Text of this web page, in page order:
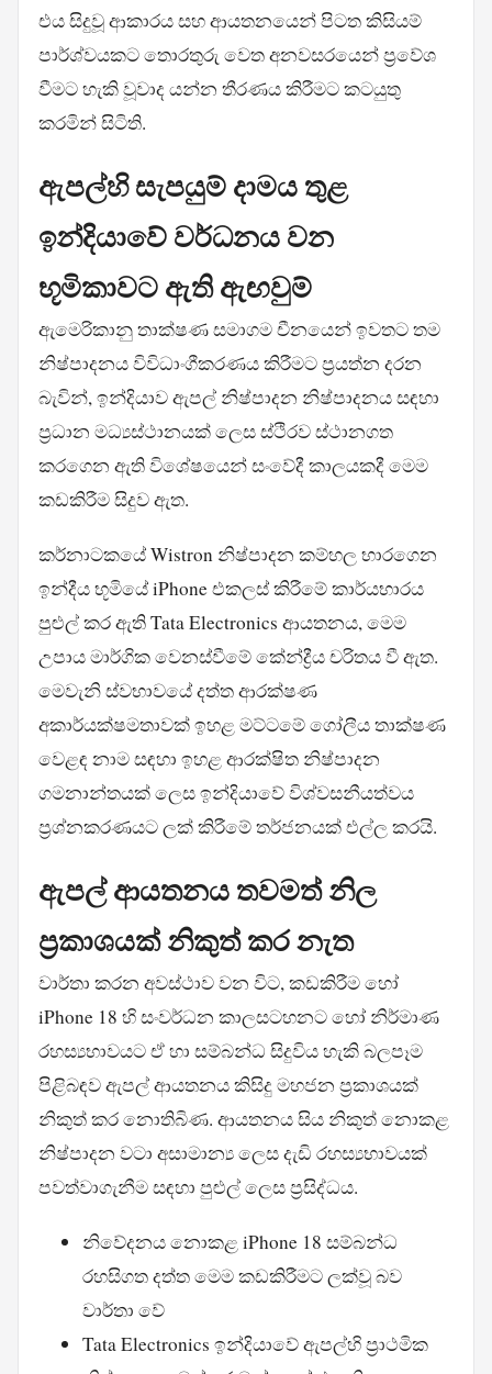
එය සිදුවූ ආකාරය සහ ආයතනයෙන් පිටත කිසියම්
පාර්ශ්වයකට තොරතුරු වෙත අනවසරයෙන් ප්‍රවේශ
වීමට හැකි වූවාද යන්න තීරණය කිරීමට කටයුතු
කරමින් සිටිති.
ඇපල්හි සැපයුම් දාමය තුළ
ඉන්දියාවේ වර්ධනය වන
භූමිකාවට ඇති ඇඟවුම්
ඇමෙරිකානු තාක්ෂණ සමාගම චීනයෙන් ඉවතට තම
නිෂ්පාදනය විවිධාංගීකරණය කිරීමට ප්‍රයත්න දරන
බැවින්, ඉන්දියාව ඇපල් නිෂ්පාදන නිෂ්පාදනය සඳහා
ප්‍රධාන මධ්‍යස්ථානයක් ලෙස ස්ථිරව ස්ථානගත
කරගෙන ඇති විශේෂයෙන් සංවේදී කාලයකදී මෙම
කඩකිරීම සිදුව ඇත.
කර්නාටකයේ Wistron නිෂ්පාදන කම්හල භාරගෙන
ඉන්දීය භූමියේ iPhone එකලස් කිරීමේ කාර්යභාරය
පුළුල් කර ඇති Tata Electronics ආයතනය, මෙම
උපාය මාර්ගික වෙනස්වීමේ කේන්ද්‍රීය චරිතය වී ඇත.
මෙවැනි ස්වභාවයේ දත්ත ආරක්ෂණ
අකාර්යක්ෂමතාවක් ඉහළ මට්ටමේ ගෝලීය තාක්ෂණ
වෙළඳ නාම සඳහා ඉහළ ආරක්ෂිත නිෂ්පාදන
ගමනාන්තයක් ලෙස ඉන්දියාවේ විශ්වසනීයත්වය
ප්‍රශ්නකරණයට ලක් කිරීමේ තර්ජනයක් එල්ල කරයි.
ඇපල් ආයතනය තවමත් නිල
ප්‍රකාශයක් නිකුත් කර නැත
වාර්තා කරන අවස්ථාව වන විට, කඩකිරීම හෝ
iPhone 18 හි සංවර්ධන කාලසටහනට හෝ නිර්මාණ
රහස්‍යභාවයට ඒ හා සම්බන්ධ සිදුවිය හැකි බලපෑම
පිළිබඳව ඇපල් ආයතනය කිසිදු මහජන ප්‍රකාශයක්
නිකුත් කර නොතිබිණ. ආයතනය සිය නිකුත් නොකළ
නිෂ්පාදන වටා අසාමාන්‍ය ලෙස දැඩි රහස්‍යභාවයක්
පවත්වාගැනීම සඳහා පුළුල් ලෙස ප්‍රසිද්ධය.
නිවේදනය නොකළ iPhone 18 සම්බන්ධ
රහසිගත දත්ත මෙම කඩකිරීමට ලක්වූ බව
වාර්තා වේ
Tata Electronics ඉන්දියාවේ ඇපල්හි ප්‍රාථමික